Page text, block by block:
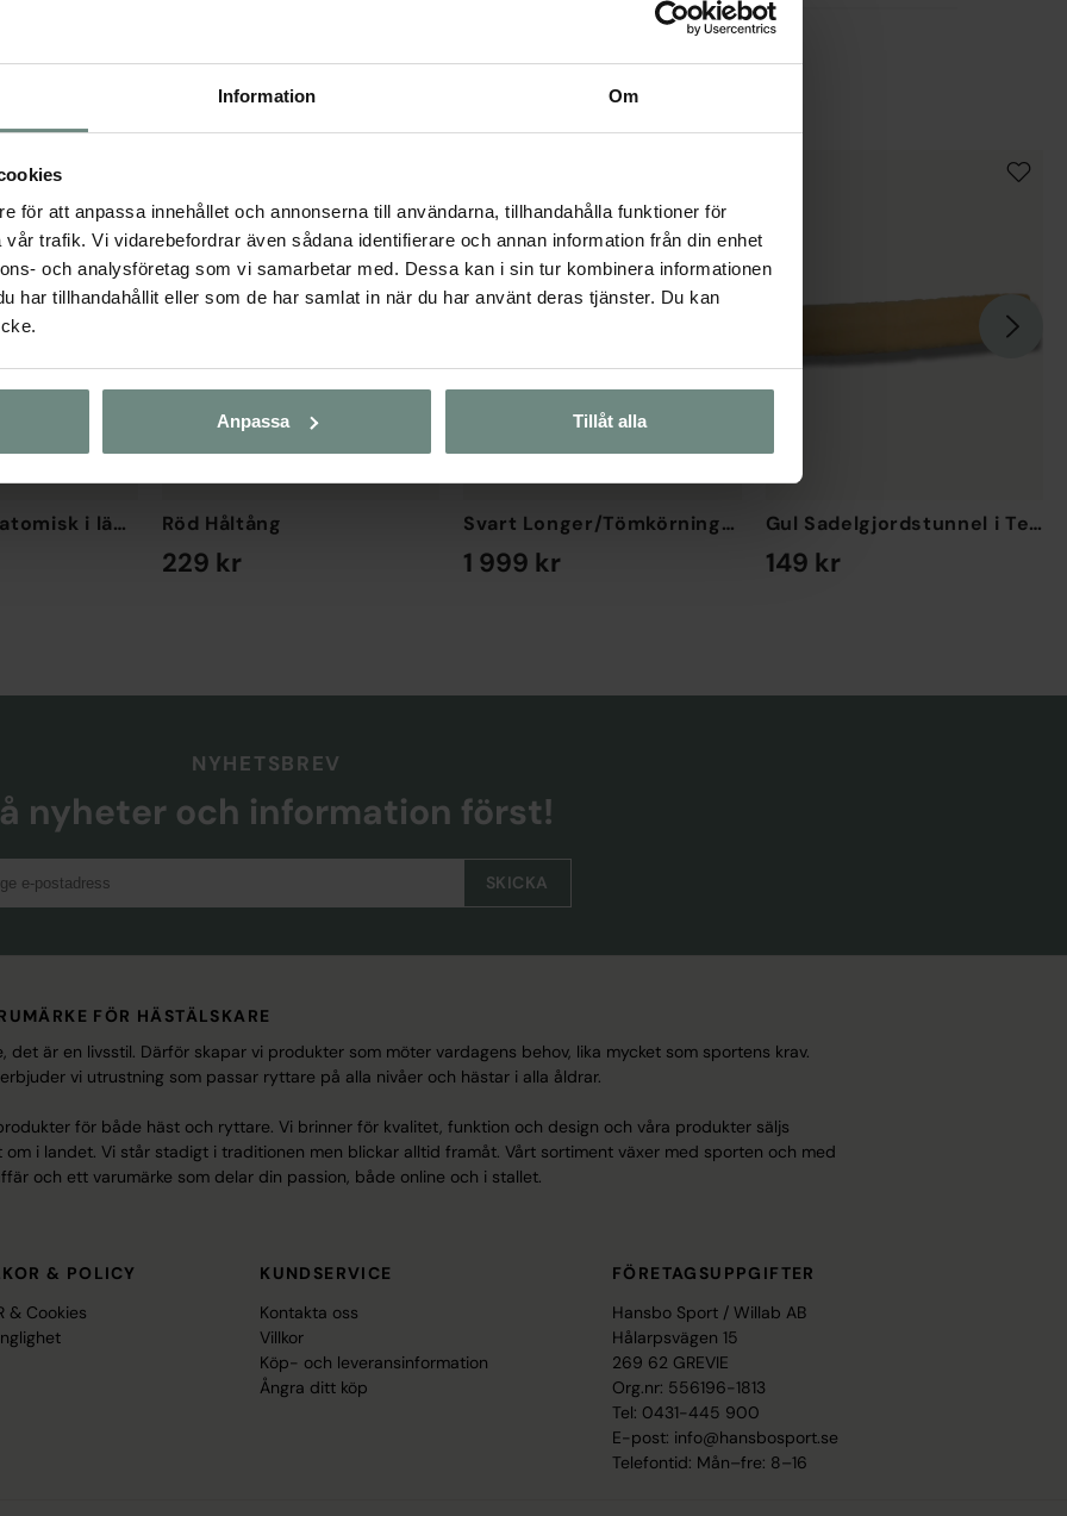
Information Om
för att anpassa innehållet och annonserna till användarna, tillhandahålla funktioner för
trafik. Vi vidarebefordrar även sådana identifierare och annan information från din enhet
och analysföretag som vi samarbetar med. Dessa kan i sin tur kombinera informationen
har tillhandahållit eller som de har samlat in när du har använt deras tjänster. Du kan
Anpassa Tillåt alla
längd ca 108-156 cm (min-max), längd gjord ca 65 cm.
Sadelgjord Anatomisk i läder Brun Röd Håltång
229 kr
Svart Longer/Tömkörningsgjord i läder
1 999 kr
Gul Sadelgjordstunnel i Teddy
149 kr
NYHETSBREV
nyheter och information först!
SKICKA
FÖR HÄSTÄLSKARE
är en livsstil. Därför skapar vi produkter som möter vardagens behov, lika mycket som sportens krav.
vi utrustning som passar ryttare på alla nivåer och hästar i alla åldrar.
för både häst och ryttare. Vi brinner för kvalitet, funktion och design och våra produkter säljs
i landet. Vi står stadigt i traditionen men blickar alltid framåt. Vårt sortiment växer med sporten och med
och ett varumärke som delar din passion, både online och i stallet.
& POLICY
& Cookies
KUNDSERVICE
Kontakta oss
Villkor
Köp- och leveransinformation
Ångra ditt köp
FÖRETAGSUPPGIFTER
Hansbo Sport / Willab AB
Hålarpsvägen 15
269 62 GREVIE
Org.nr: 556196-1813
Tel: 0431-445 900
E-post: info@hansbosport.se
Telefontid: Mån–fre: 8–16